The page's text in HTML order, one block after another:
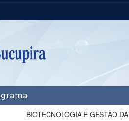
BIOTECNOLOGIA E GESTÃO